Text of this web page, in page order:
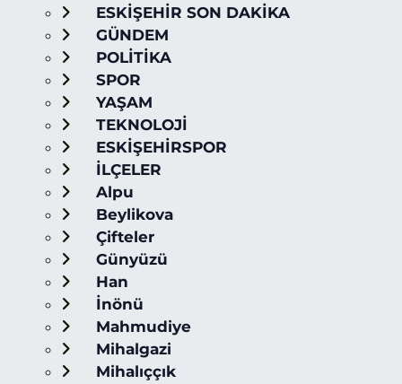
ESKİŞEHİR SON DAKİKA
GÜNDEM
POLİTİKA
SPOR
YAŞAM
TEKNOLOJİ
ESKİŞEHİRSPOR
İLÇELER
Alpu
Beylikova
Çifteler
Günyüzü
Han
İnönü
Mahmudiye
Mihalgazi
Mihalıççık